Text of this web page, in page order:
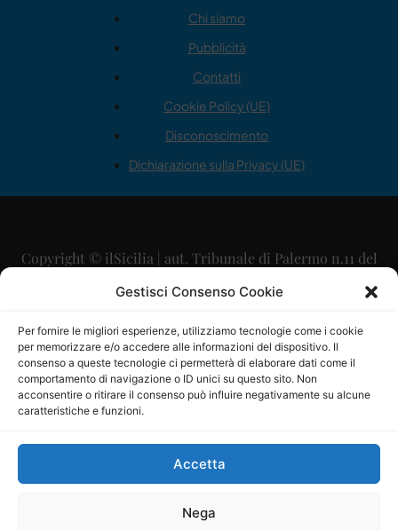
Gestisci Consenso Cookie
Per fornire le migliori esperienze, utilizziamo tecnologie come i cookie
per memorizzare e/o accedere alle informazioni del dispositivo. Il
consenso a queste tecnologie ci permetterà di elaborare dati come il
comportamento di navigazione o ID unici su questo sito. Non
acconsentire o ritirare il consenso può influire negativamente su alcune
caratteristiche e funzioni.
Accetta
Nega
Chi siamo
Pubblicità
Contatti
Cookie Policy (UE)
Disconoscimento
Dichiarazione sulla Privacy (UE)
Copyright © ilSicilia | aut. Tribunale di Palermo n.11 del
29/09/2015
Direttore Editoriale: Maurizio Scaglione
Direttore Responsabile: Maria Calabrese
P.IVA: 06334930820
Mercurio Comunicazione Società Cooperativa a r.l. è
iscritta al Registro degli Operatori di Comunicazione al